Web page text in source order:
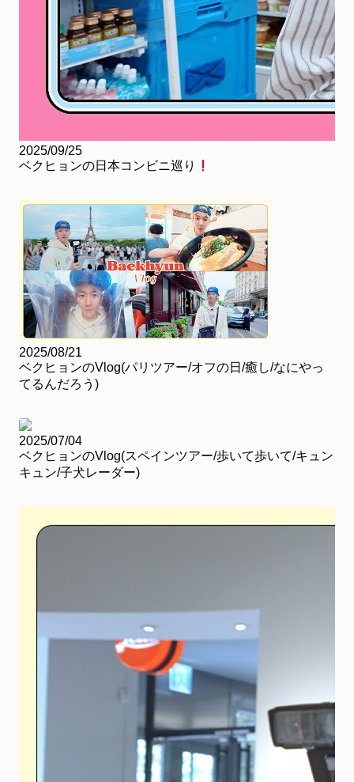
2025/09/25
ベクヒョンの日本コンビニ巡り
2025/08/21
ベクヒョンのVlog(パリツアー/オフの日/癒し/なにやっ
てるんだろう)
2025/07/04
ベクヒョンのVlog(スペインツアー/歩いて歩いて/キュン
キュン/子犬レーダー)